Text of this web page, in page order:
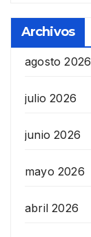
Archivos
agosto 2026
julio 2026
junio 2026
mayo 2026
abril 2026